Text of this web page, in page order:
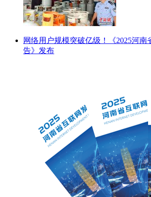
网络用户规模突破亿级！《2025河南
告》发布